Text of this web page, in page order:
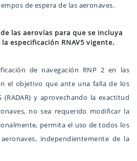
de espera de las aeronaves.
las aerovías para que se incluya
especificación RNAV5 vigente.
de navegación RNP 2 en las
el objetivo que ante una falla de los
(RADAR) y aprovechando la exactitud
no sea requerido modificar la
permita el uso de todos los
independientemente de la